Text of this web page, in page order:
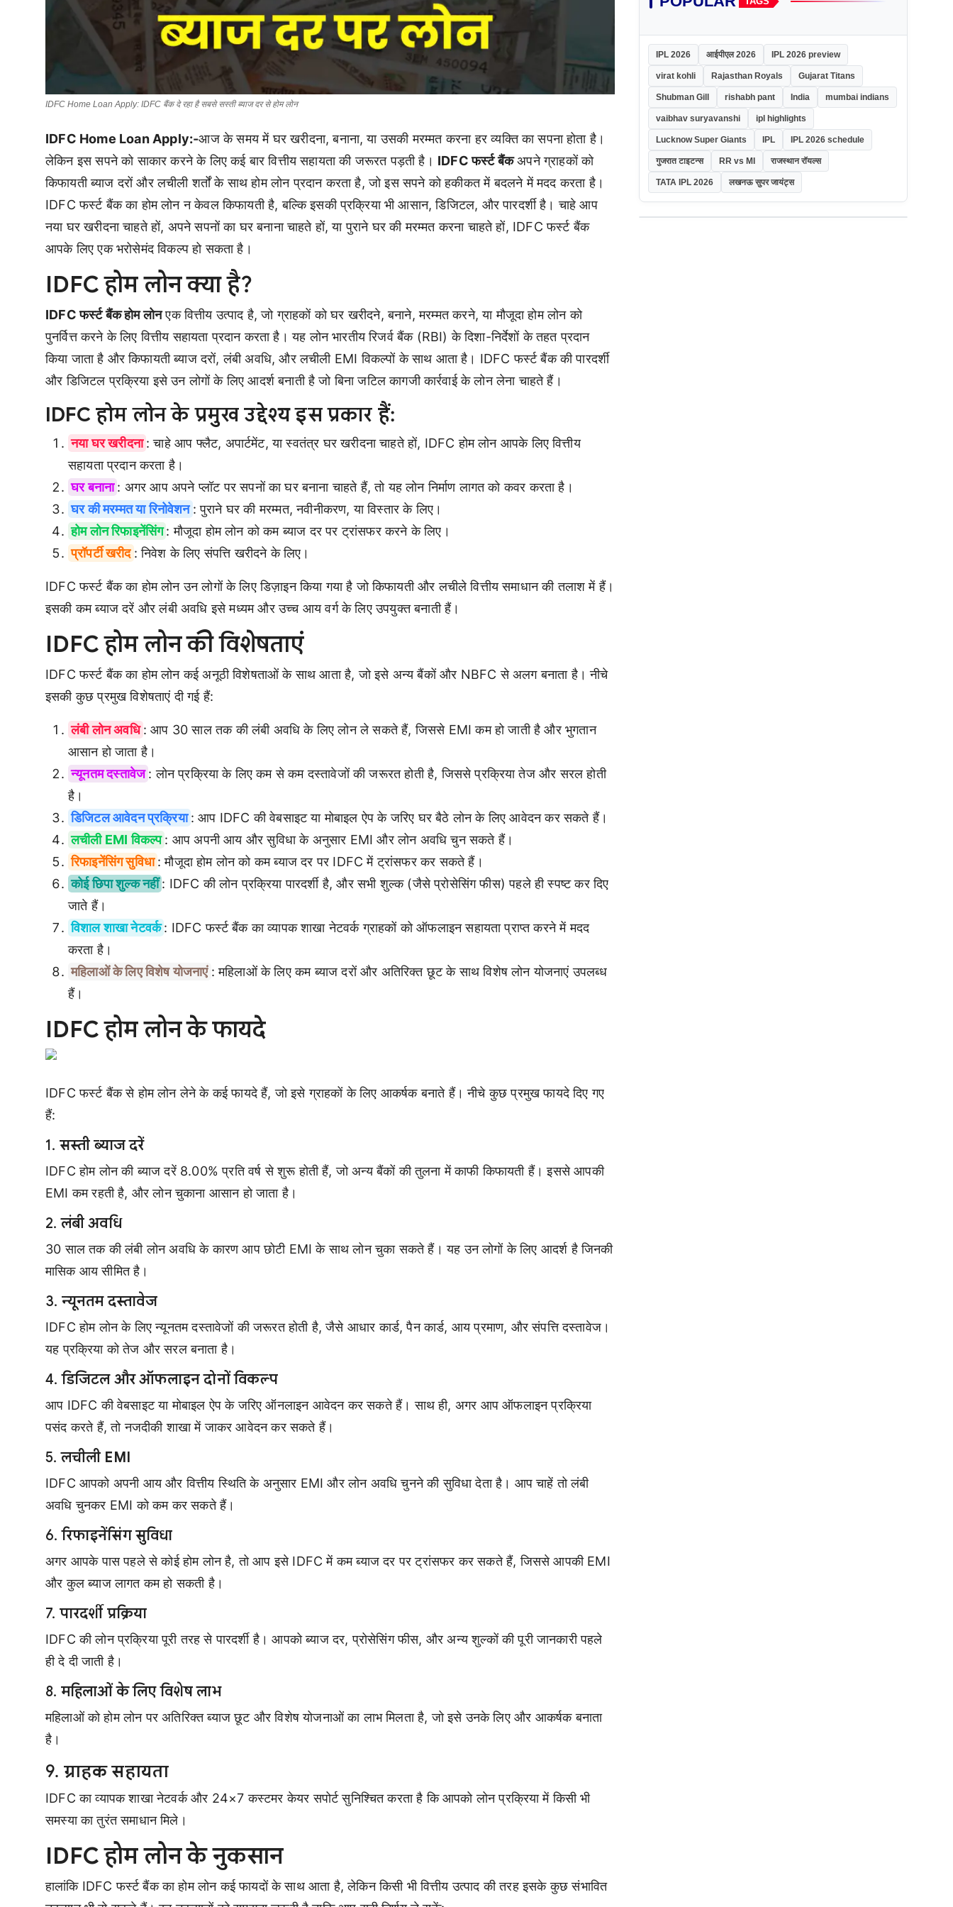
IDFC Home Loan Apply: IDFC बैंक दे रहा है सबसे सस्ती ब्याज दर से होम लोन
IDFC Home Loan Apply:-आज के समय में घर खरीदना, बनाना, या उसकी मरम्मत करना हर व्यक्ति का सपना होता है।
लेकिन इस सपने को साकार करने के लिए कई बार वित्तीय सहायता की जरूरत पड़ती है। IDFC फर्स्ट बैंकअपने ग्राहकों को
किफायती ब्याज दरों और लचीली शर्तों के साथ होम लोन प्रदान करता है, जो इस सपने को हकीकत में बदलने में मदद करता है।
IDFC फर्स्ट बैंक का होम लोन न केवल किफायती है, बल्कि इसकी प्रक्रिया भी आसान, डिजिटल, और पारदर्शी है। चाहे आप
नया घर खरीदना चाहते हों, अपने सपनों का घर बनाना चाहते हों, या पुराने घर की मरम्मत करना चाहते हों, IDFC फर्स्ट बैंक
आपके लिए एक भरोसेमंद विकल्प हो सकता है।
IDFC होम लोन क्या है?
IDFC फर्स्ट बैंक होम लोनएक वित्तीय उत्पाद है, जो ग्राहकों को घर खरीदने, बनाने, मरम्मत करने, या मौजूदा होम लोन को
पुनर्वित्त करने के लिए वित्तीय सहायता प्रदान करता है। यह लोन भारतीय रिजर्व बैंक (RBI) के दिशा-निर्देशों के तहत प्रदान
किया जाता है और किफायती ब्याज दरों, लंबी अवधि, और लचीली EMI विकल्पों के साथ आता है। IDFC फर्स्ट बैंक की पारदर्शी
और डिजिटल प्रक्रिया इसे उन लोगों के लिए आदर्श बनाती है जो बिना जटिल कागजी कार्रवाई के लोन लेना चाहते हैं।
IDFC होम लोन के प्रमुख उद्देश्य इस प्रकार हैं:
नया घर खरीदना : चाहे आप फ्लैट, अपार्टमेंट, या स्वतंत्र घर खरीदना चाहते हों, IDFC होम लोन आपके लिए वित्तीय
सहायता प्रदान करता है।
घर बनाना : अगर आप अपने प्लॉट पर सपनों का घर बनाना चाहते हैं, तो यह लोन निर्माण लागत को कवर करता है।
घर की मरम्मत या रिनोवेशन : पुराने घर की मरम्मत, नवीनीकरण, या विस्तार के लिए।
होम लोन रिफाइनेंसिंग : मौजूदा होम लोन को कम ब्याज दर पर ट्रांसफर करने के लिए।
प्रॉपर्टी खरीद : निवेश के लिए संपत्ति खरीदने के लिए।
IDFC फर्स्ट बैंक का होम लोन उन लोगों के लिए डिज़ाइन किया गया है जो किफायती और लचीले वित्तीय समाधान की तलाश में हैं।
इसकी कम ब्याज दरें और लंबी अवधि इसे मध्यम और उच्च आय वर्ग के लिए उपयुक्त बनाती हैं।
IDFC होम लोन की विशेषताएं
IDFC फर्स्ट बैंक का होम लोन कई अनूठी विशेषताओं के साथ आता है, जो इसे अन्य बैंकों और NBFC से अलग बनाता है। नीचे
इसकी कुछ प्रमुख विशेषताएं दी गई हैं:
लंबी लोन अवधि : आप 30 साल तक की लंबी अवधि के लिए लोन ले सकते हैं, जिससे EMI कम हो जाती है और भुगतान
आसान हो जाता है।
न्यूनतम दस्तावेज : लोन प्रक्रिया के लिए कम से कम दस्तावेजों की जरूरत होती है, जिससे प्रक्रिया तेज और सरल होती
है।
डिजिटल आवेदन प्रक्रिया : आप IDFC की वेबसाइट या मोबाइल ऐप के जरिए घर बैठे लोन के लिए आवेदन कर सकते हैं।
लचीली EMI विकल्प : आप अपनी आय और सुविधा के अनुसार EMI और लोन अवधि चुन सकते हैं।
रिफाइनेंसिंग सुविधा : मौजूदा होम लोन को कम ब्याज दर पर IDFC में ट्रांसफर कर सकते हैं।
कोई छिपा शुल्क नहीं : IDFC की लोन प्रक्रिया पारदर्शी है, और सभी शुल्क (जैसे प्रोसेसिंग फीस) पहले ही स्पष्ट कर दिए
जाते हैं।
विशाल शाखा नेटवर्क : IDFC फर्स्ट बैंक का व्यापक शाखा नेटवर्क ग्राहकों को ऑफलाइन सहायता प्राप्त करने में मदद
करता है।
महिलाओं के लिए विशेष योजनाएं : महिलाओं के लिए कम ब्याज दरों और अतिरिक्त छूट के साथ विशेष लोन योजनाएं उपलब्ध
हैं।
IDFC होम लोन के फायदे
IDFC फर्स्ट बैंक से होम लोन लेने के कई फायदे हैं, जो इसे ग्राहकों के लिए आकर्षक बनाते हैं। नीचे कुछ प्रमुख फायदे दिए गए
हैं:
1. सस्ती ब्याज दरें
IDFC होम लोन की ब्याज दरें 8.00% प्रति वर्ष से शुरू होती हैं, जो अन्य बैंकों की तुलना में काफी किफायती हैं। इससे आपकी
EMI कम रहती है, और लोन चुकाना आसान हो जाता है।
2.लंबी अवधि
30 साल तक की लंबी लोन अवधि के कारण आप छोटी EMI के साथ लोन चुका सकते हैं। यह उन लोगों के लिए आदर्श है जिनकी
मासिक आय सीमित है।
3. न्यूनतम दस्तावेज
IDFC होम लोन के लिए न्यूनतम दस्तावेजों की जरूरत होती है, जैसे आधार कार्ड, पैन कार्ड, आय प्रमाण, और संपत्ति दस्तावेज।
यह प्रक्रिया को तेज और सरल बनाता है।
4.डिजिटल और ऑफलाइन दोनों विकल्प
आप IDFC की वेबसाइट या मोबाइल ऐप के जरिए ऑनलाइन आवेदन कर सकते हैं। साथ ही, अगर आप ऑफलाइन प्रक्रिया
पसंद करते हैं, तो नजदीकी शाखा में जाकर आवेदन कर सकते हैं।
5.लचीली EMI
IDFC आपको अपनी आय और वित्तीय स्थिति के अनुसार EMI और लोन अवधि चुनने की सुविधा देता है। आप चाहें तो लंबी
अवधि चुनकर EMI को कम कर सकते हैं।
6.रिफाइनेंसिंग सुविधा
अगर आपके पास पहले से कोई होम लोन है, तो आप इसे IDFC में कम ब्याज दर पर ट्रांसफर कर सकते हैं, जिससे आपकी EMI
और कुल ब्याज लागत कम हो सकती है।
7. पारदर्शी प्रक्रिया
IDFC की लोन प्रक्रिया पूरी तरह से पारदर्शी है। आपको ब्याज दर, प्रोसेसिंग फीस, और अन्य शुल्कों की पूरी जानकारी पहले
ही दे दी जाती है।
8. महिलाओं के लिए विशेष लाभ
महिलाओं को होम लोन पर अतिरिक्त ब्याज छूट और विशेष योजनाओं का लाभ मिलता है, जो इसे उनके लिए और आकर्षक बनाता
है।
9. ग्राहक सहायता
IDFC का व्यापक शाखा नेटवर्क और 24×7 कस्टमर केयर सपोर्ट सुनिश्चित करता है कि आपको लोन प्रक्रिया में किसी भी
समस्या का तुरंत समाधान मिले।
IDFC होम लोन के नुकसान
हालांकि IDFC फर्स्ट बैंक का होम लोन कई फायदों के साथ आता है, लेकिन किसी भी वित्तीय उत्पाद की तरह इसके कुछ संभावित
IPL 2026 आईपीएल 2026 IPL 2026 preview
virat kohli Rajasthan Royals Gujarat Titans
Shubman Gill rishabh pant India mumbai indians
vaibhav suryavanshi ipl highlights
Lucknow Super Giants IPL IPL 2026 schedule
गुजरात टाइटन्स RR vs MI राजस्थान रॉयल्स
TATA IPL 2026 लखनऊ सुपर जायंट्स